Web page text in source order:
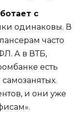
с
одинаковы. В
часто
А в ВТБ,
есть
и они уже